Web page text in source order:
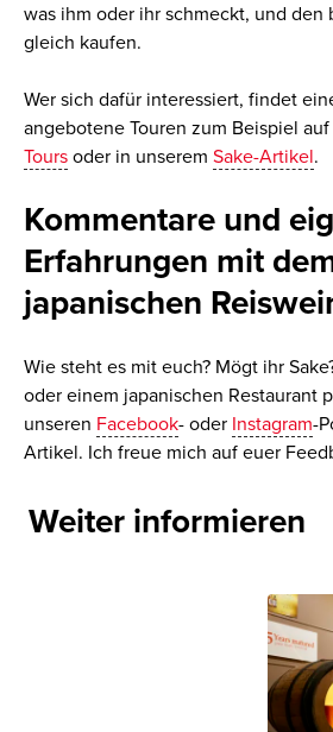
was ihm oder ihr schmeckt, und den
gleich kaufen.
Wer sich dafür interessiert, findet
angebotene Touren zum Beispiel
Toursoder in unserem Sake-Artikel.
Kommentare und
Erfahrungen mit
japanischen
Wie steht es mit euch? Mögt ihr
oder einem japanischen Restaurant
unseren Facebook- oder Instagram-
Artikel. Ich freue mich auf euer
Weiter informieren